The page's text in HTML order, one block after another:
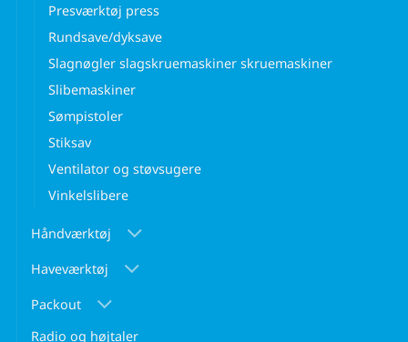
Presværktøj press
Rundsave/dyksave
Slagnøgler slagskruemaskiner skruemaskiner
Slibemaskiner
Sømpistoler
Stiksav
Ventilator og støvsugere
Vinkelslibere
Håndværktøj
Haveværktøj
Packout
Radio og højtaler